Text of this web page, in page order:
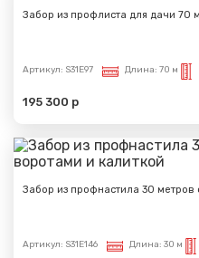
Забор из профлиста для дачи 70
Артикул: S31E97 Длина: 70 м
195 300 р
Забор из профнастила 30 метров
Артикул: S31E146 Длина: 30 м